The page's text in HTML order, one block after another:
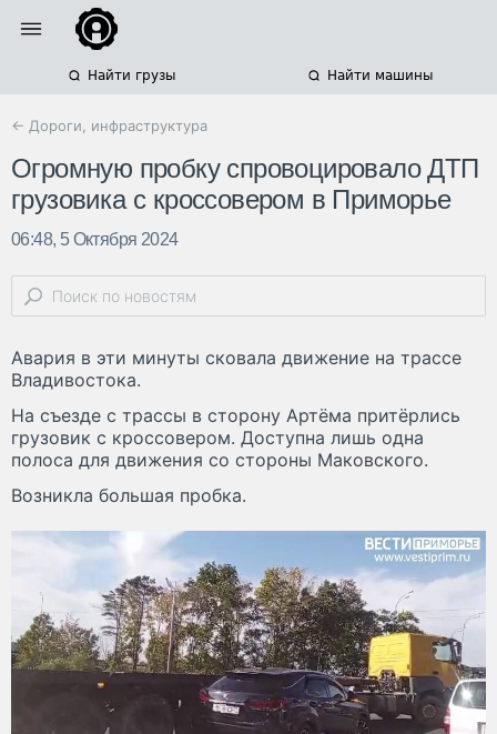
Найти грузы Найти машины
← Дороги, инфраструктура
Огромную пробку спровоцировало ДТП
грузовика с кроссовером в Приморье
06:48, 5 Октября 2024
Авария в эти минуты сковала движение на трассе
Владивостока.
На съезде с трассы в сторону Артёма притёрлись
грузовик с кроссовером. Доступна лишь одна
полоса для движения со стороны Маковского.
Возникла большая пробка.